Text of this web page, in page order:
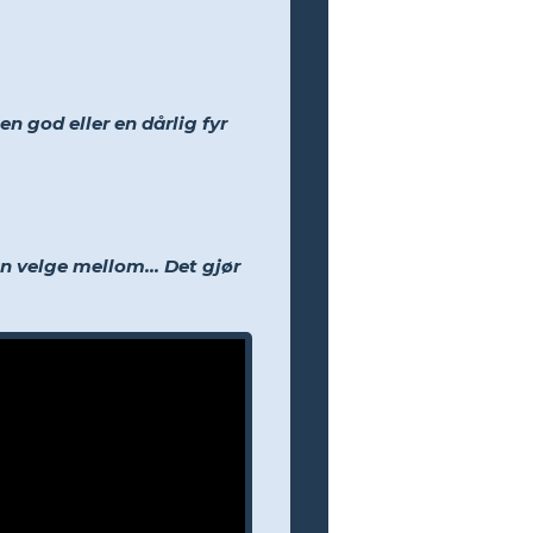
god eller en dårlig fyr
velge mellom... Det gjør